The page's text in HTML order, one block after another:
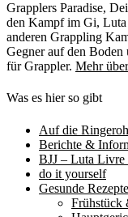
Grapplers Paradise,
den Kampf im Gi,
anderen Grappling
Gegner auf den
für Grappler. Mehr
Was es hier so gibt
Auf die
Berichte &
BJJ – Luta Livre
do it yourself
Gesunde Rezepte
Frühstück